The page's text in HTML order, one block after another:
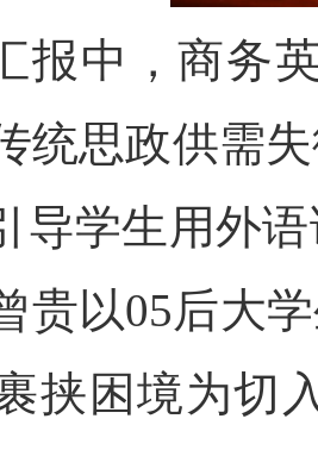
报中，商务
统思政供需
导学生用外
贵以05后大
挟困境为切